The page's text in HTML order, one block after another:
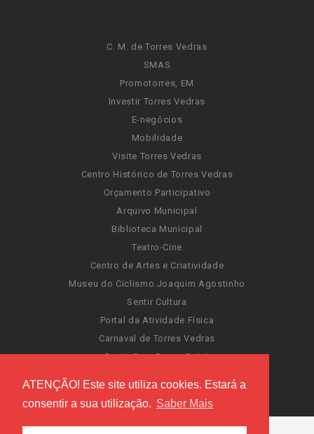
ATENÇÃO! Este site utiliza cookies. Estará a
consentir a sua utilização. Saber Mais
C. M. de Torres Vedras
SMAS
Promotorres, EM
Investir Torres Vedras
E-negócios
Mobilidade
Visite Torres Vedras
Centro Histórico de Torres Vedras
Orçamento Participativo
Arquivo Municipal
Biblioteca Municipal
Teatro-Cine
Centro de Artes e Criatividade
Museu do Ciclismo Joaquim Agostinho
Sentir Cultura
Portal da Atividade Física
Carnaval de Torres Vedras
Santa Cruz Ocean Spirit